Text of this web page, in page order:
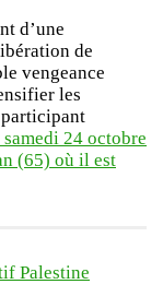
d’une
de
vengeance
les
24 octobre
(65) où il est
Palestine